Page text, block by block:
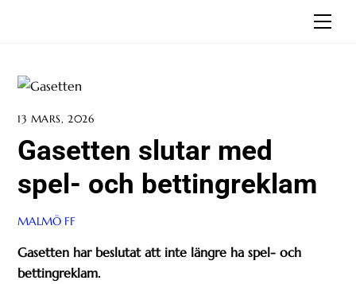
13 MARS, 2026
Gasetten slutar med
spel- och bettingreklam
MALMÖ FF
Gasetten har beslutat att inte längre ha spel- och
bettingreklam.